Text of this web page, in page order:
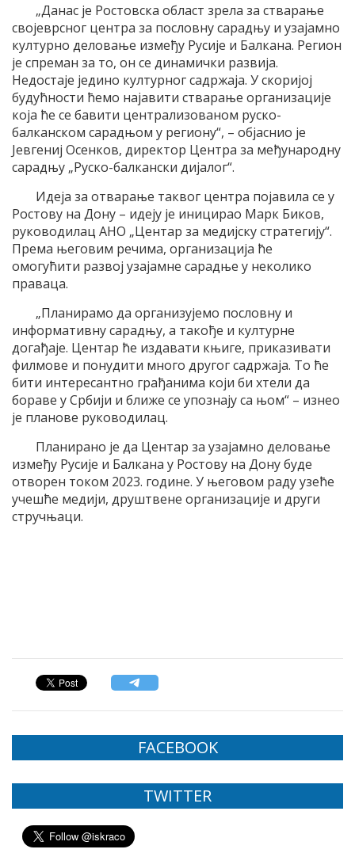
„Данас је Ростовска област зрела за стварање
својеврсног центра за пословну сарадњу и узајамно
културно деловање између Русије и Балкана. Регион
је спреман за то, он се динамички развија.
Недостаје једино културног садржаја. У скоријој
будућности ћемо најавити стварање организације
која ће се бавити централизованом руско-
балканском сарадњом у региону“, – објаснио је
Јевгениј Осенков, директор Центра за међународну
сарадњу „Руско-балкански дијалог“.
Идеја за отварање таквог центра појавила се у
Ростову на Дону – идеју је иницирао Марк Биков,
руководилац АНО „Центар за медијску стратегију“.
Према његовим речима, организација ће
омогућити развој узајамне сарадње у неколико
праваца.
„Планирамо да организујемо пословну и
информативну сарадњу, а такође и културне
догађаје. Центар ће издавати књиге, приказивати
филмове и понудити много другог садржаја. То ће
бити интересантно грађанима који би хтели да
бораве у Србији и ближе се упознају са њом“ – изнео
је планове руководилац.
Планирано је да Центар за узајамно деловање
између Русије и Балкана у Ростову на Дону буде
отворен током 2023. године. У његовом раду узеће
учешће медији, друштвене организације и други
стручњаци.
FACEBOOK
TWITTER